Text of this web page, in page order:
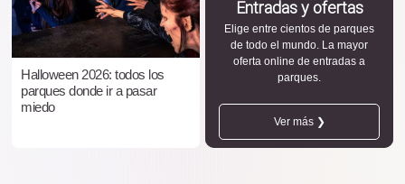
Halloween 2026: todos los
parques donde ir a pasar
miedo
Entradas y ofertas
Elige entre cientos de parques
de todo el mundo. La mayor
oferta online de entradas a
parques.
Ver más ❯